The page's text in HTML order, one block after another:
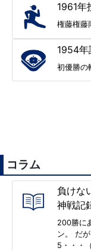
1961年
権藤権藤
1954年
初優勝の
コラム
負けな
神戦記
200勝に
ン。 だ
5・・・